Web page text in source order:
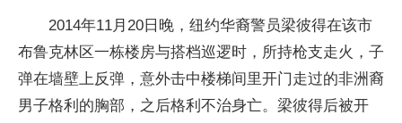
2014年11月20日晚，纽约华裔警员梁彼得在该市
布鲁克林区一栋楼房与搭档巡逻时，所持枪支走火，子
弹在墙壁上反弹，意外击中楼梯间里开门走过的非洲裔
男子格利的胸部，之后格利不治身亡。梁彼得后被开